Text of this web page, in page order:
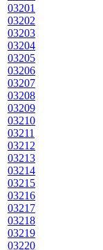
03201
03202
03203
03204
03205
03206
03207
03208
03209
03210
03211
03212
03213
03214
03215
03216
03217
03218
03219
03220